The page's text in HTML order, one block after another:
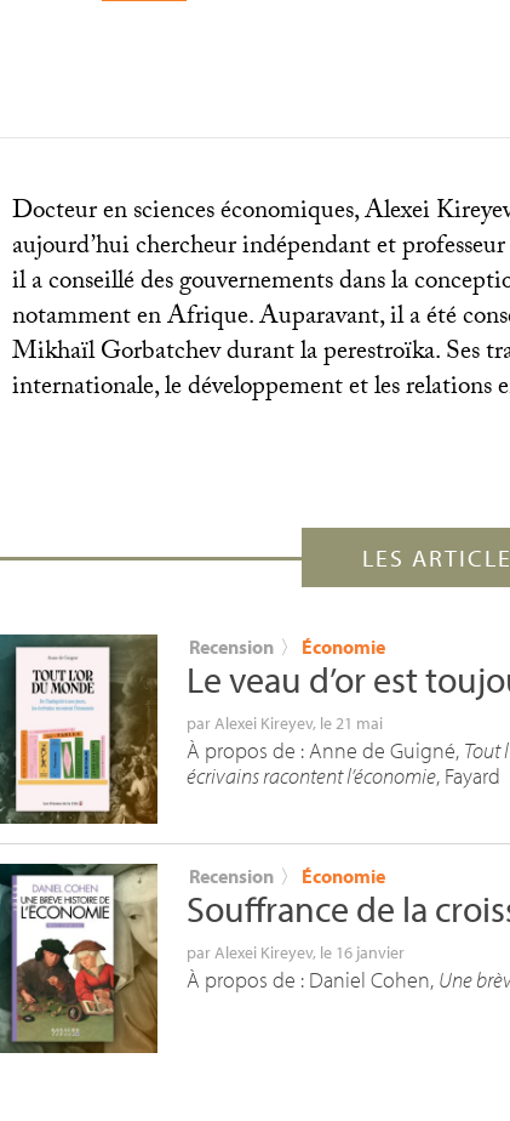
Docteur en sciences économiques, Alexei
aujourd’hui chercheur indépendant et
il a conseillé des gouvernements dans la
notamment en Afrique. Auparavant, il a été
Mikhaïl Gorbatchev durant la perestroïka. Ses
internationale, le développement et les relations
LES
Recension 〉 Économie
Le veau d’or est
parAlexei Kireyev, le 21 mai
À propos de : Anne de Guigné, Tout
écrivains racontent l’économie, Fayard
Recension 〉 Économie
Souffrance de la
parAlexei Kireyev, le 16 janvier
À propos de : Daniel Cohen, Une